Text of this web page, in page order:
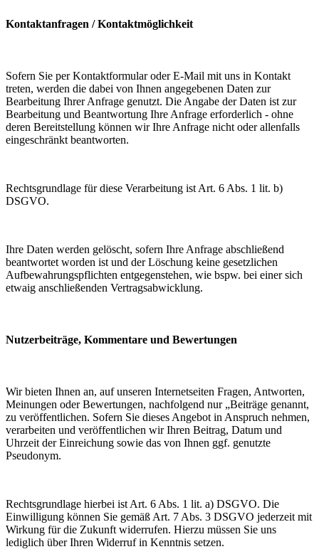
Kontaktanfragen / Kontaktmöglichkeit
Sofern Sie per Kontaktformular oder E-Mail mit uns in Kontakt
treten, werden die dabei von Ihnen angegebenen Daten zur
Bearbeitung Ihrer Anfrage genutzt. Die Angabe der Daten ist zur
Bearbeitung und Beantwortung Ihre Anfrage erforderlich - ohne
deren Bereitstellung können wir Ihre Anfrage nicht oder allenfalls
eingeschränkt beantworten.
Rechtsgrundlage für diese Verarbeitung ist Art. 6 Abs. 1 lit. b)
DSGVO.
Ihre Daten werden gelöscht, sofern Ihre Anfrage abschließend
beantwortet worden ist und der Löschung keine gesetzlichen
Aufbewahrungspflichten entgegenstehen, wie bspw. bei einer sich
etwaig anschließenden Vertragsabwicklung.
Nutzerbeiträge, Kommentare und Bewertungen
Wir bieten Ihnen an, auf unseren Internetseiten Fragen, Antworten,
Meinungen oder Bewertungen, nachfolgend nur „Beiträge genannt,
zu veröffentlichen. Sofern Sie dieses Angebot in Anspruch nehmen,
verarbeiten und veröffentlichen wir Ihren Beitrag, Datum und
Uhrzeit der Einreichung sowie das von Ihnen ggf. genutzte
Pseudonym.
Rechtsgrundlage hierbei ist Art. 6 Abs. 1 lit. a) DSGVO. Die
Einwilligung können Sie gemäß Art. 7 Abs. 3 DSGVO jederzeit mit
Wirkung für die Zukunft widerrufen. Hierzu müssen Sie uns
lediglich über Ihren Widerruf in Kenntnis setzen.